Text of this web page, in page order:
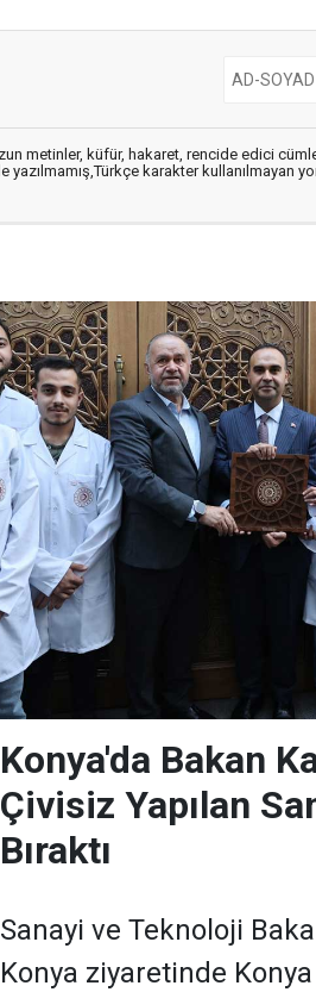
metinler, küfür, hakaret, rencide edici
yazılmamış,Türkçe karakter kullanılmayan
Konya'da Bakan
Çivisiz Yapılan
Bıraktı
Sanayi ve Teknoloji
Konya ziyaretinde